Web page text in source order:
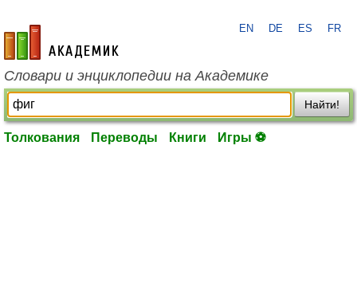
academic.ru
EN DE ES FR
Словари и энциклопедии на Академике
Найти!
Толкования Переводы Книги Игры ⚽